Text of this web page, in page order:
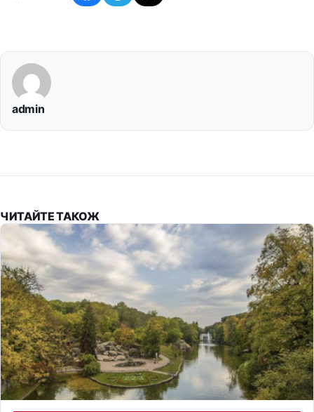
admin
ЧИТАЙТЕ ТАКОЖ